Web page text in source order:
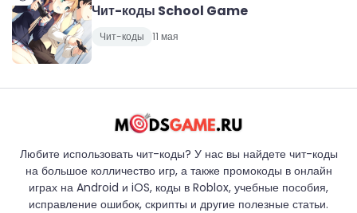
Чит-коды School Game
Чит-коды 11 мая
Любите использовать чит-коды? У нас вы найдете чит-коды
на большое колличество игр, а также промокоды в онлайн
играх на Android и iOS, коды в Roblox, учебные пособия,
исправление ошибок, скрипты и другие полезные статьи.